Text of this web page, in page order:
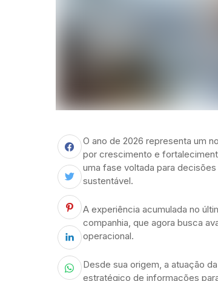
O ano de 2026 representa um
por crescimento e
uma fase voltada para
sustentável.
A experiência acumulada no
companhia, que agora busca
operacional.
Desde sua origem, a atuação
estratégico de informações